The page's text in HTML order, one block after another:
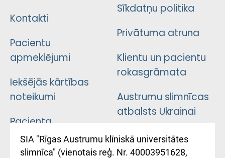
Kontakti
Pacientu
apmeklējumi
Iekšējās kārtības
noteikumi
Pacienta
atsauksmju/sūdzību
iesniegšanas
Sīkdatņu politika
Privātuma atruna
Klientu un pacientu
rokasgrāmata
Austrumu slimnīcas
atbalsts Ukrainai
Підтримка Східної
лікарні та співпраця з
SIA "Rīgas Austrumu klīniskā universitātes
slimnīca" (vienotais reģ. Nr. 40003951628,